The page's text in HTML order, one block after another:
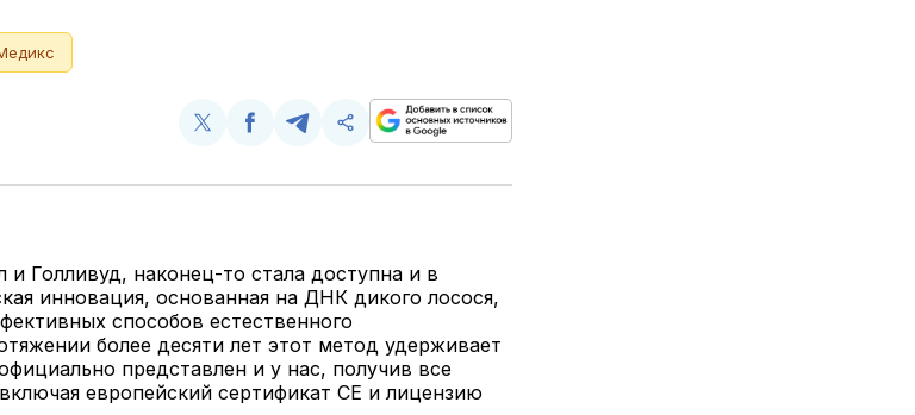
Поделиться
Twitter
Поделиться
Facebook
Поделиться
Telegram
Скопируйте
поделитесь
Голливуд, наконец-то стала доступна и в
инновация, основанная на ДНК дикого лосося,
способов естественного
более десяти лет этот метод удерживает
представлен и у нас, получив все
европейский сертификат CE и лицензию